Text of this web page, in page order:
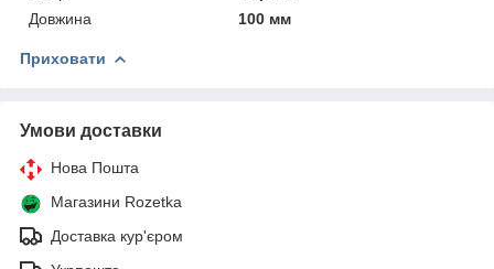
Довжина
100 мм
Приховати
Умови доставки
Нова Пошта
Магазини Rozetka
Доставка кур'єром